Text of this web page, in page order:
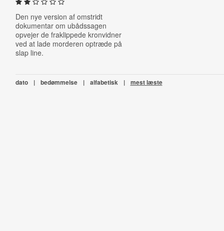
Den nye version af omstridt
dokumentar om ubådssagen
opvejer de fraklippede kronvidner
ved at lade morderen optræde på
slap line.
dato | bedømmelse | alfabetisk | mest læste